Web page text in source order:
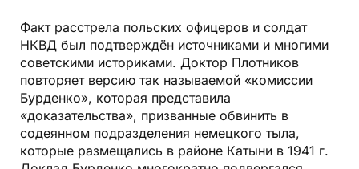
Факт расстрела польских офицеров и солдат
НКВД был подтверждён источниками и многими
советскими историками. Доктор Плотников
повторяет версию так называемой «комиссии
Бурденко», которая представила
«доказательства», призванные обвинить в
содеянном подразделения немецкого тыла,
которые размещались в районе Катыни в 1941 г.